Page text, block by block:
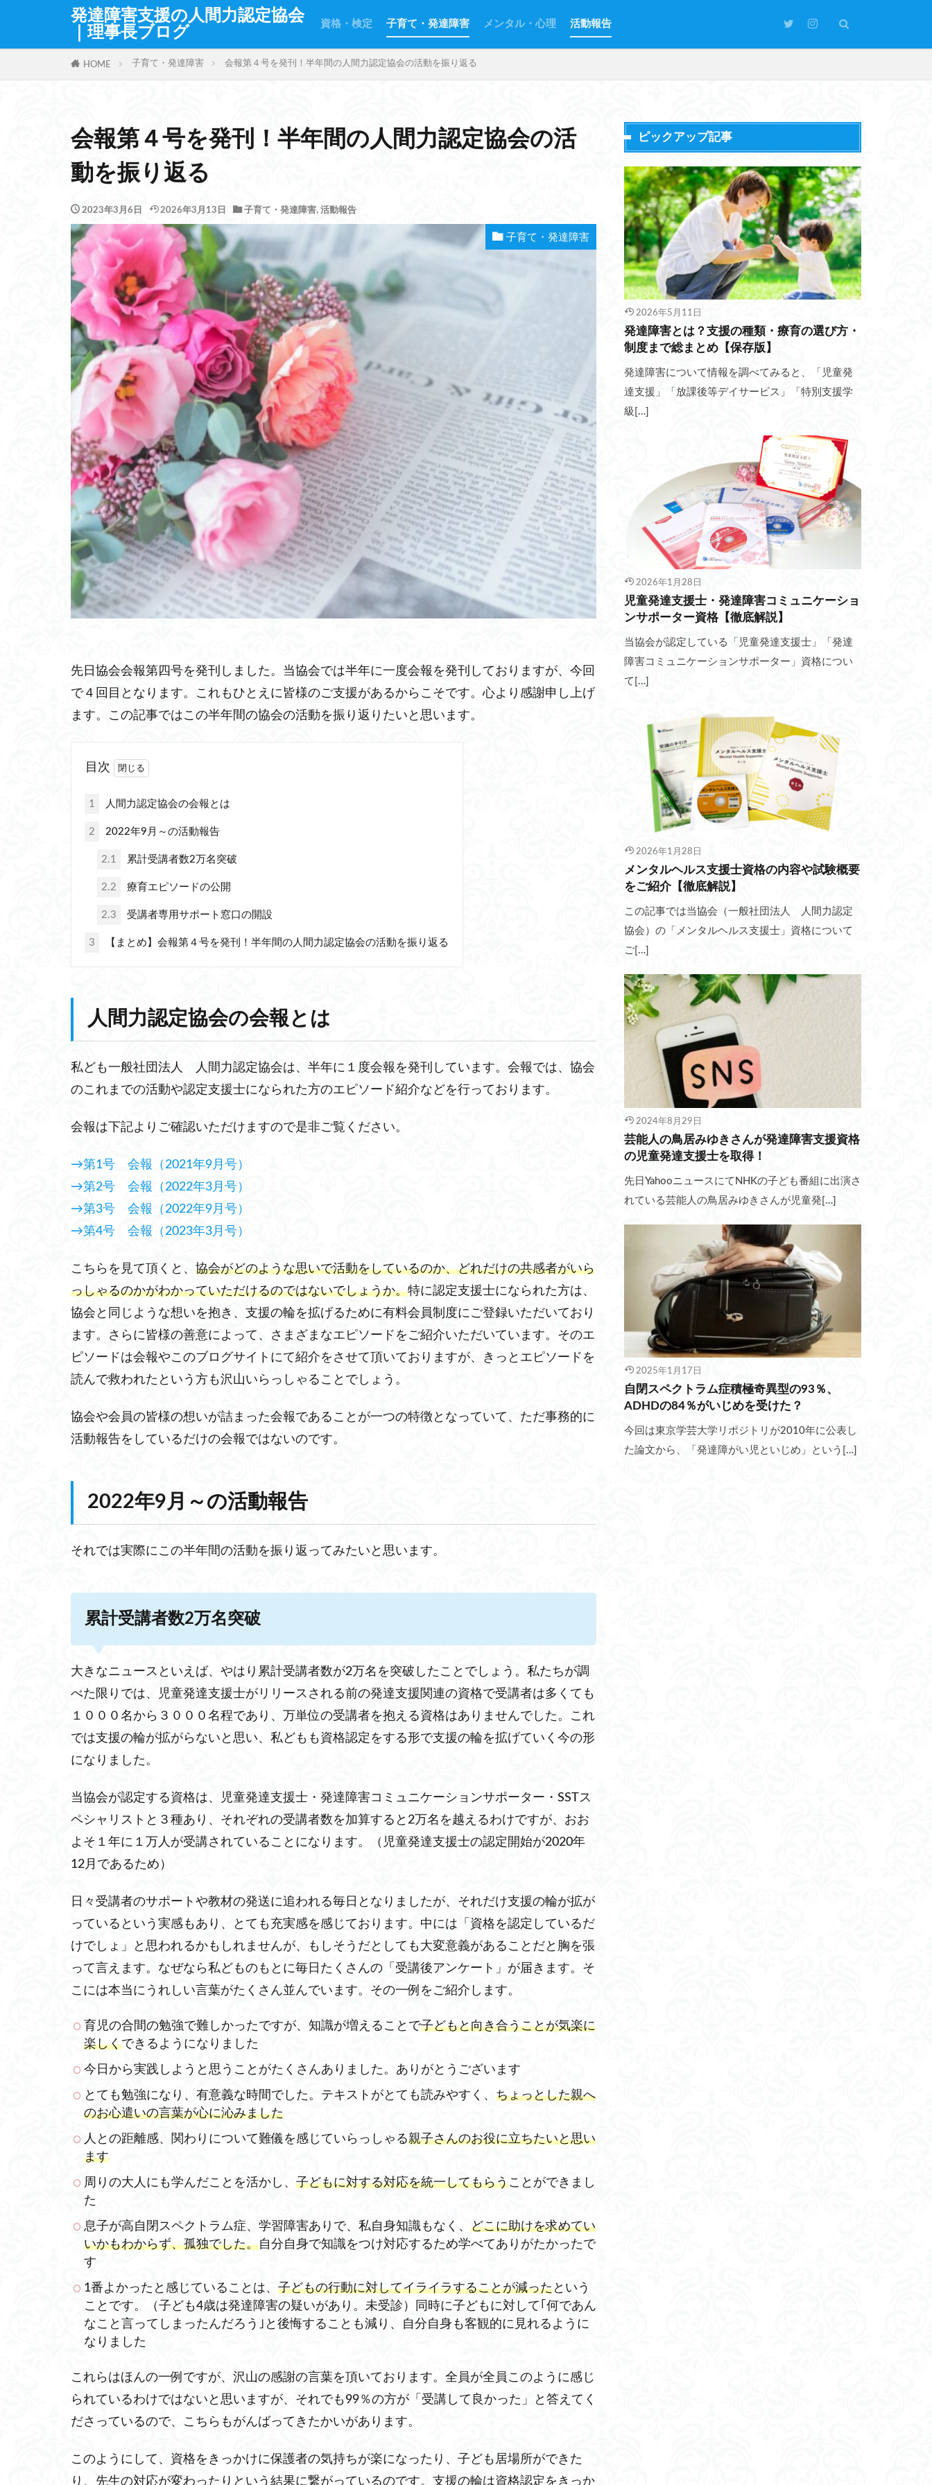
発達障害支援の人間力認定協会
｜理事長ブログ
資格・検定 子育て・発達障害 メンタル・心理 活動報告
HOME 子育て・発達障害 会報第４号を発刊！半年間の人間力認定協会の活動を振り返る
会報第４号を発刊！半年間の人間力認定協会の活
動を振り返る
2023年3月6日 2026年3月13日 子育て・発達障害, 活動報告
子育て・発達障害
先日協会会報第四号を発刊しました。当協会では半年に一度会報を発刊しておりますが、今回
で４回目となります。これもひとえに皆様のご支援があるからこそです。心より感謝申し上げ
ます。この記事ではこの半年間の協会の活動を振り返りたいと思います。
目次
1 人間力認定協会の会報とは
2 2022年9月～の活動報告
2.1 累計受講者数2万名突破
2.2 療育エピソードの公開
2.3 受講者専用サポート窓口の開設
3 【まとめ】会報第４号を発刊！半年間の人間力認定協会の活動を振り返る
人間力認定協会の会報とは
私ども一般社団法人 人間力認定協会は、半年に１度会報を発刊しています。会報では、協会
のこれまでの活動や認定支援士になられた方のエピソード紹介などを行っております。
会報は下記よりご確認いただけますので是非ご覧ください。
→第1号 会報（2021年9月号）
→第2号 会報（2022年3月号）
→第3号 会報（2022年9月号）
→第4号 会報（2023年3月号）
こちらを見て頂くと、 協会がどのような思いで活動をしているのか、どれだけの共感者がいら
っしゃるのかがわかっていただけるのではないでしょうか。特に認定支援士になられた方は、
協会と同じような想いを抱き、支援の輪を拡げるために有料会員制度にご登録いただいており
ます。さらに皆様の善意によって、さまざまなエピソードをご紹介いただいています。そのエ
ピソードは会報やこのブログサイトにて紹介をさせて頂いておりますが、きっとエピソードを
読んで救われたという方も沢山いらっしゃることでしょう。
協会や会員の皆様の想いが詰まった会報であることが一つの特徴となっていて、ただ事務的に
活動報告をしているだけの会報ではないのです。
2022年9月～の活動報告
それでは実際にこの半年間の活動を振り返ってみたいと思います。
累計受講者数2万名突破
大きなニュースといえば、やはり累計受講者数が2万名を突破したことでしょう。私たちが調
べた限りでは、児童発達支援士がリリースされる前の発達支援関連の資格で受講者は多くても
１０００名から３０００名程であり、万単位の受講者を抱える資格はありませんでした。これ
では支援の輪が拡がらないと思い、私どもも資格認定をする形で支援の輪を拡げていく今の形
になりました。
当協会が認定する資格は、児童発達支援士・発達障害コミュニケーションサポーター・SSTス
ペシャリストと３種あり、それぞれの受講者数を加算すると2万名を越えるわけですが、おお
よそ１年に１万人が受講されていることになります。（児童発達支援士の認定開始が2020年
12月であるため）
日々受講者のサポートや教材の発送に追われる毎日となりましたが、それだけ支援の輪が拡が
っているという実感もあり、とても充実感を感じております。中には「資格を認定しているだ
けでしょ」と思われるかもしれませんが、もしそうだとしても大変意義があることだと胸を張
って言えます。なぜなら私どものもとに毎日たくさんの「受講後アンケート」が届きます。そ
こには本当にうれしい言葉がたくさん並んでいます。その一例をご紹介します。
育児の合間の勉強で難しかったですが、知識が増えることで子どもと向き合うことが気楽に
楽しくできるようになりました
今日から実践しようと思うことがたくさんありました。ありがとうございます
とても勉強になり、有意義な時間でした。テキストがとても読みやすく、 ちょっとした親へ
のお心遣いの言葉が心に沁みました
人との距離感、関わりについて難儀を感じていらっしゃる親子さんのお役に立ちたいと思い
ます
周りの大人にも学んだことを活かし、 子どもに対する対応を統一してもらうことができまし
た
息子が高自閉スペクトラム症、学習障害ありで、私自身知識もなく、 どこに助けを求めてい
いかもわからず、孤独でした。自分自身で知識をつけ対応するため学べてありがたかったで
す
1番よかったと感じていることは、 子どもの行動に対してイライラすることが減ったという
ことです。（子ども4歳は発達障害の疑いがあり。未受診）同時に子どもに対して｢何であん
なこと言ってしまったんだろう｣と後悔することも減り、自分自身も客観的に見れるように
なりました
これらはほんの一例ですが、沢山の感謝の言葉を頂いております。全員が全員このように感じ
られているわけではないと思いますが、それでも99％の方が「受講して良かった」と答えてく
ださっているので、こちらもがんばってきたかいがあります。
このようにして、資格をきっかけに保護者の気持ちが楽になったり、子ども居場所ができた
り、先生の対応が変わったりという結果に繋がっているのです。支援の輪は資格認定をきっか
ピックアップ記事
2026年5月11日
発達障害とは？支援の種類・療育の選び方・
制度まで総まとめ【保存版】
発達障害について情報を調べてみると、「児童発
達支援」「放課後等デイサービス」「特別支援学
級[…]
2026年1月28日
児童発達支援士・発達障害コミュニケーショ
ンサポーター資格【徹底解説】
当協会が認定している「児童発達支援士」「発達
障害コミュニケーションサポーター」資格につい
て[…]
2026年1月28日
メンタルヘルス支援士資格の内容や試験概要
をご紹介【徹底解説】
この記事では当協会（一般社団法人 人間力認定
協会）の「メンタルヘルス支援士」資格について
ご[…]
2024年8月29日
芸能人の鳥居みゆきさんが発達障害支援資格
の児童発達支援士を取得！
先日YahooニュースにてNHKの子ども番組に出演さ
れている芸能人の鳥居みゆきさんが児童発[…]
2025年1月17日
自閉スペクトラム症積極奇異型の93％、
ADHDの84％がいじめを受けた？
今回は東京学芸大学リポジトリが2010年に公表し
た論文から、「発達障がい児といじめ」という[…]